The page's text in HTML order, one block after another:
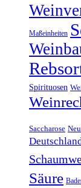
Maßeinheiten
Spirituosen
Saccharose
Säure